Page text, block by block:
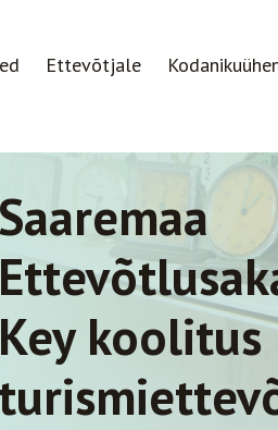
Ettevõtjale
Saaremaa
Key koolitus